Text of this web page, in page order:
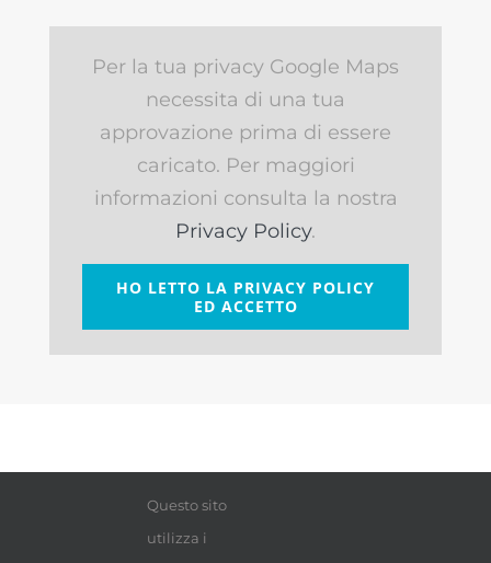
Per la tua privacy Google Maps
necessita di una tua
approvazione prima di essere
caricato. Per maggiori
informazioni consulta la nostra
Privacy Policy.
HO LETTO LA PRIVACY POLICY
ED ACCETTO
Questo sito
utilizza i